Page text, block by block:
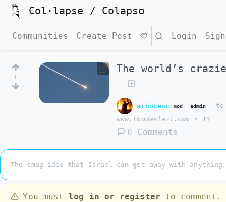
Col·lapse / Colapso
Communities Create Post Search Login
1
The world’s
arbocenc mod admin to
www.thomasfazi.com
• 1Y
0 Comments
The smug idea that Israel can get away with
You must log in or register to comment.